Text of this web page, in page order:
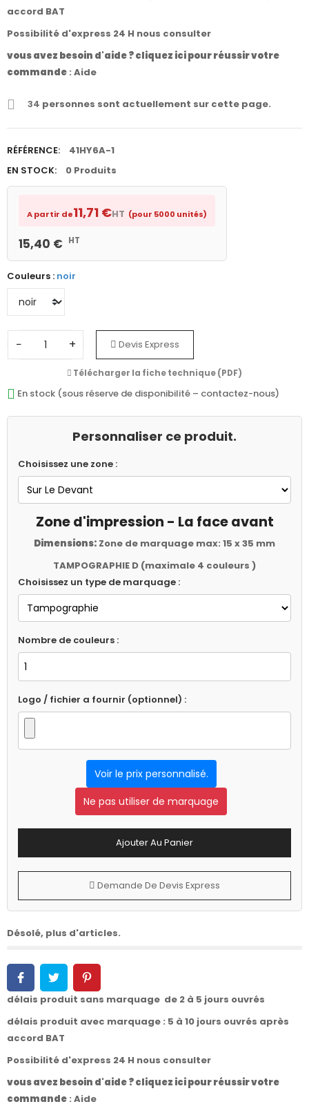
accord BAT
Possibilité d'express 24 H nous consulter
vous avez besoin d'aide ? cliquez ici pour réussir votre
commande : Aide
34 personnes sont actuellement sur cette page.
RÉFÉRENCE:
41HY6A-1
EN STOCK:
0 Produits
A partir de11,71 €HT (pour 5000 unités)
15,40 € HT
Couleurs : noir
− + Devis Express
Télécharger la fiche technique (PDF)
En stock (sous réserve de disponibilité – contactez-nous)
Personnaliser ce produit.
Choisissez une zone :
Zone d'impression - La face avant
Dimensions: Zone de marquage max: 15 x 35 mm
TAMPOGRAPHIE D (maximale 4 couleurs )
Choisissez un type de marquage :
Nombre de couleurs :
Logo / fichier a fournir (optionnel) :
Voir le prix personnalisé.
Ne pas utiliser de marquage
Ajouter Au Panier
Demande De Devis Express
Désolé, plus d'articles.
délais produit sans marquage de 2 à 5 jours ouvrés
délais produit avec marquage : 5 à 10 jours ouvrés après
accord BAT
Possibilité d'express 24 H nous consulter
vous avez besoin d'aide ? cliquez ici pour réussir votre
commande : Aide